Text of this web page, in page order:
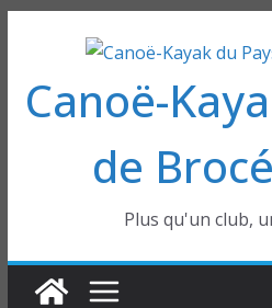
contenu
Canoë-
de
Plus qu'un club,